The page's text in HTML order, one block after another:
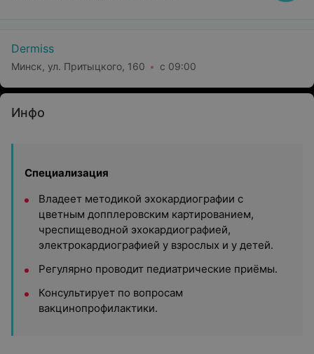
Dermiss
Минск, ул. Притыцкого, 160 с 09:00
Инфо
Специализация
Владеет методикой эхокардиографии с
цветным допплеровским картированием,
чреспищеводной эхокардиографией,
электрокардиографией у взрослых и у детей.
Регулярно проводит педиатрические приёмы.
Консультирует по вопросам
вакцинопрофилактики.